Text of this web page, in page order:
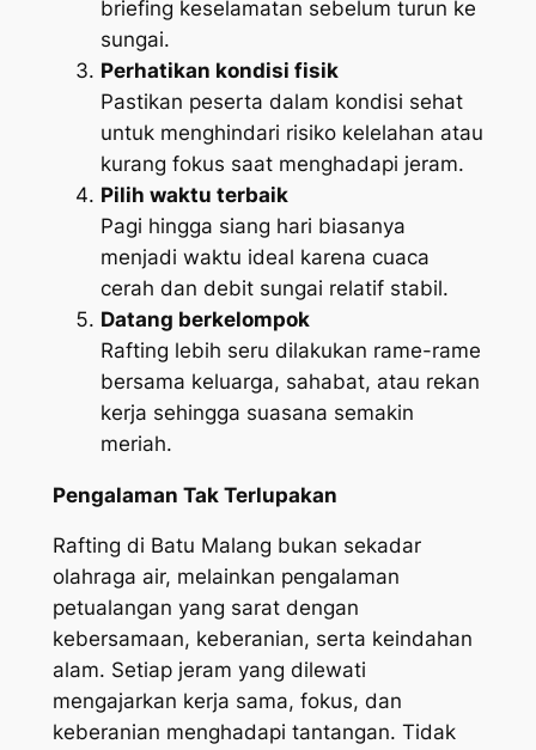
briefing keselamatan sebelum turun ke
sungai.
Perhatikan kondisi fisik
Pastikan peserta dalam kondisi sehat
untuk menghindari risiko kelelahan atau
kurang fokus saat menghadapi jeram.
Pilih waktu terbaik
Pagi hingga siang hari biasanya
menjadi waktu ideal karena cuaca
cerah dan debit sungai relatif stabil.
Datang berkelompok
Rafting lebih seru dilakukan rame-rame
bersama keluarga, sahabat, atau rekan
kerja sehingga suasana semakin
meriah.
Pengalaman Tak Terlupakan
Rafting di Batu Malang bukan sekadar
olahraga air, melainkan pengalaman
petualangan yang sarat dengan
kebersamaan, keberanian, serta keindahan
alam. Setiap jeram yang dilewati
mengajarkan kerja sama, fokus, dan
keberanian menghadapi tantangan. Tidak